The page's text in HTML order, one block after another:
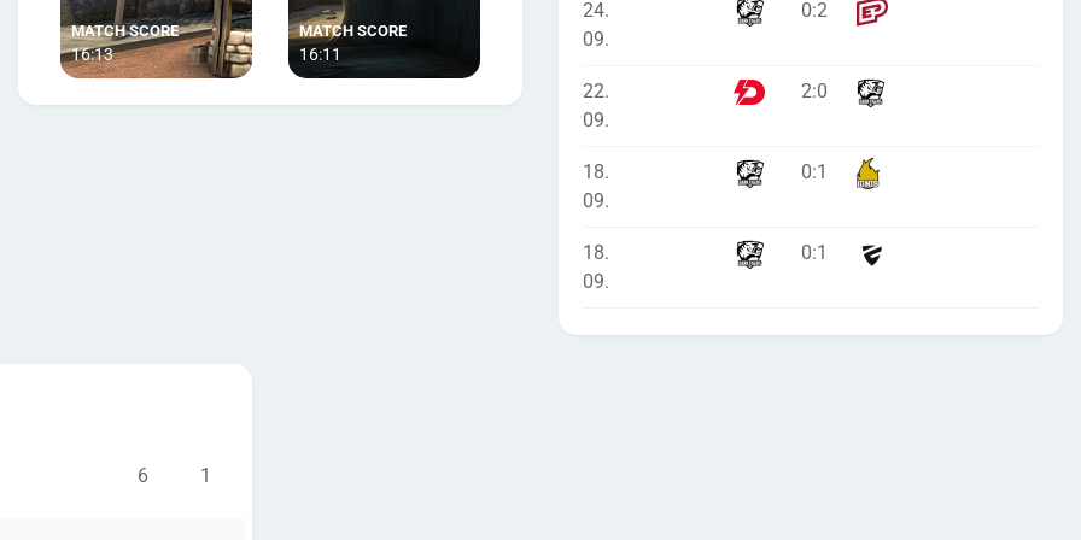
16:13 16:11
24.
09.
0:2
22.
09.
2:0
18.
09.
0:1
18.
09.
0:1
6 1